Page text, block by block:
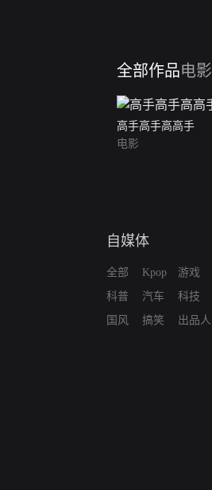
全部作品电影
高手高手高高手
电影
自媒体
全部
科普
国风
Kpop
汽车
搞笑
游戏
科技
出品人